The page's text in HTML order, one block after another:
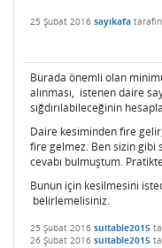
25 Şubat 2016 sayıkafa
Burada önemli olan
alınması, istenen daire
sığdırılabileceğinin
Daire kesiminden fire
fire gelmez. Ben sizin gibi
cevabı bulmuştum.
Bunun için kesilmesini
belirlemelisiniz.
25 Şubat 2016 suitable2015
26 Şubat 2016 suitable2015